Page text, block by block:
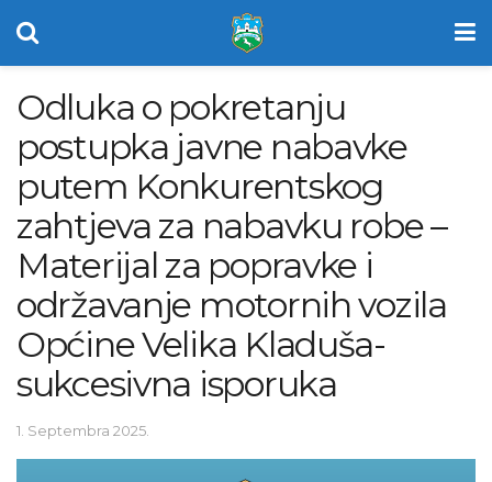
Odluka o pokretanju
postupka javne nabavke
putem Konkurentskog
zahtjeva za nabavku robe –
Materijal za popravke i
održavanje motornih vozila
Općine Velika Kladuša-
sukcesivna isporuka
1. Septembra 2025.